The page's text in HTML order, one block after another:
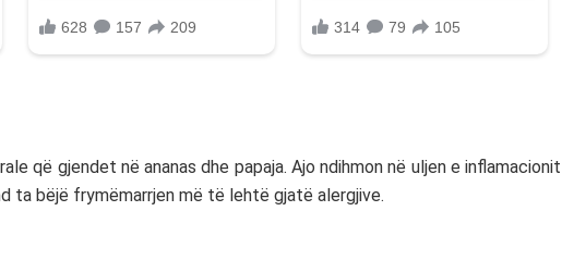
që gjendet në ananas dhe papaja. Ajo ndihmon në uljen e inflamacionit
ta bëjë frymëmarrjen më të lehtë gjatë alergjive.